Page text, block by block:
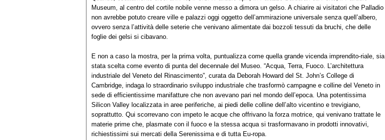
Museum, al centro del cortile nobile venne messo a dimora un gelso. A chiarire ai visitatori che Palladio
non avrebbe potuto creare ville e palazzi oggi oggetto dell’ammirazione universale senza quell’albero,
ovvero senza l’attività delle seterie che venivano alimentate dai bozzoli tessuti da bruchi, che delle
foglie dei gelsi si cibavano.
E non a caso la mostra, per la prima volta, puntualizza come quella grande vicenda imprendito-riale, sia
stata scelta come evento di punta del decennale del Museo. “Acqua, Terra, Fuoco. L’architettura
industriale del Veneto del Rinascimento”, curata da Deborah Howard del St. John’s College di
Cambridge, indaga lo straordinario sviluppo industriale che trasformò campagne e colline del Veneto in
sede di efficientissime manifatture che non avevano pari nel mondo dell’epoca. Una potentissima
Silicon Valley localizzata in aree periferiche, ai piedi delle colline dell’alto vicentino e trevigiano,
soprattutto. Qui scorrevano con impeto le acque che offrivano la forza motrice, qui venivano trattate le
materie prime che, plasmate con il fuoco e la stessa acqua si trasformavano in prodotti innovativi,
richiestissimi sui mercati della Serenissima e di tutta Eu-ropa.